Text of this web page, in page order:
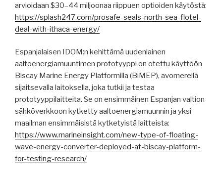
arvioidaan $30–44 miljoonaa riippuen optioiden käytöstä:
https://splash247.com/prosafe-seals-north-sea-flotel-
deal-with-ithaca-energy/
Espanjalaisen IDOM:n kehittämä uudenlainen
aaltoenergiamuuntimen prototyyppi on otettu käyttöön
Biscay Marine Energy Platformilla (BiMEP), avomerellä
sijaitsevalla laitoksella, joka tutkii ja testaa
prototyyppilaitteita. Se on ensimmäinen Espanjan valtion
sähköverkkoon kytketty aaltoenergiamuunnin ja yksi
maailman ensimmäisistä kytketyistä laitteista:
https://www.marineinsight.com/new-type-of-floating-
wave-energy-converter-deployed-at-biscay-platform-
for-testing-research/